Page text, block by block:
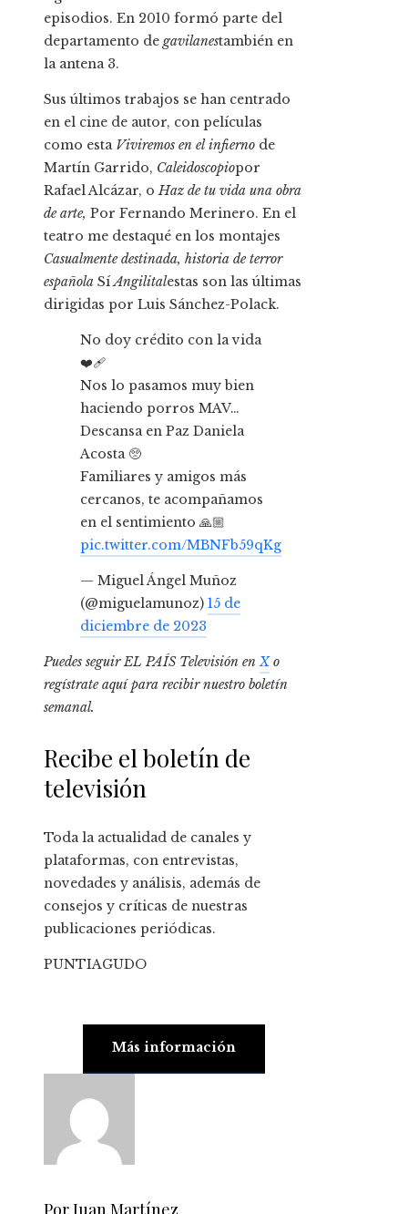
episodios. En 2010 formó parte del
departamento de gavilanestambién en
la antena 3.
Sus últimos trabajos se han centrado
en el cine de autor, con películas
como esta Viviremos en el infierno de
Martín Garrido, Caleidoscopiopor
Rafael Alcázar, oHaz de tu vida una obra
de arte, Por Fernando Merinero. En el
teatro me destaqué en los montajes
Casualmente destinada, historia de terror
española SíAngilitalestas son las últimas
dirigidas por Luis Sánchez-Polack.
No doy crédito con la vida
❤️‍🩹
Nos lo pasamos muy bien
haciendo porros MAV…
Descansa en Paz Daniela
Acosta 🥺
Familiares y amigos más
cercanos, te acompañamos
en el sentimiento 🙏🏼
pic.twitter.com/MBNFb59qKg
— Miguel Ángel Muñoz
(@miguelamunoz) 15 de
diciembre de 2023
Puedes seguir EL PAÍS Televisión enXo
regístrate aquí para recibirnuestro boletín
semanal.
Recibe el boletín de
televisión
Toda la actualidad de canales y
plataformas, con entrevistas,
novedades y análisis, además de
consejos y críticas de nuestras
publicaciones periódicas.
PUNTIAGUDO
Más información